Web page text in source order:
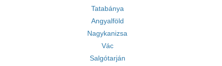
Tatabánya
Angyalföld
Nagykanizsa
Vác
Salgótarján